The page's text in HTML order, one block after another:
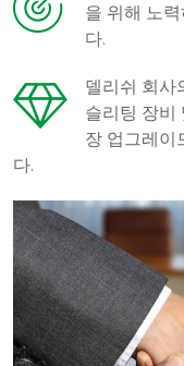
을 위해 노
다.
델리쉬 회사
슬리팅 장비
장 업그레이
다.